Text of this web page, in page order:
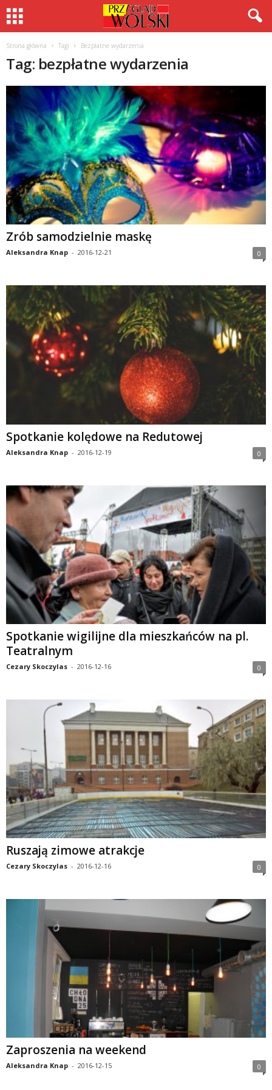
Strona główna Tagi Bezpłatne wydarzenia
Tag: bezpłatne wydarzenia
Zrób samodzielnie maskę
Aleksandra Knap - 2016-12-21 0
Spotkanie kolędowe na Redutowej
Aleksandra Knap - 2016-12-19 0
Spotkanie wigilijne dla mieszkańców na pl.
Teatralnym
Cezary Skoczylas - 2016-12-16 0
Ruszają zimowe atrakcje
Cezary Skoczylas - 2016-12-16 0
Zaproszenia na weekend
Aleksandra Knap - 2016-12-15 0